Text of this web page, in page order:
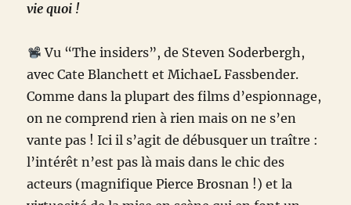
vie quoi !
Vu “The insiders”, de Steven Soderbergh,
avec Cate Blanchett et MichaeL Fassbender.
Comme dans la plupart des films d’espionnage,
on ne comprend rien à rien mais on ne s’en
vante pas ! Ici il s’agit de débusquer un traître :
l’intérêt n’est pas là mais dans le chic des
acteurs (magnifique Pierce Brosnan !) et la